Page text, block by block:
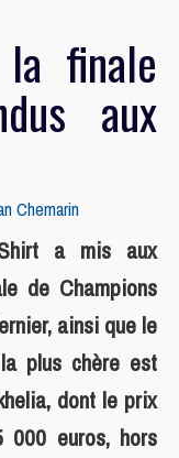
finale
aux
Chemarin
a mis aux
de Champions
ainsi que le
plus chère est
dont le prix
000 euros, hors